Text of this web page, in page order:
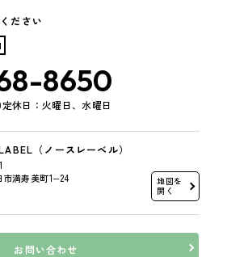
ださい
8650
定休日：火曜日、水曜日
（ノースレーベル）
市満寿美町1−24
地図を
開く
お問い合わせ